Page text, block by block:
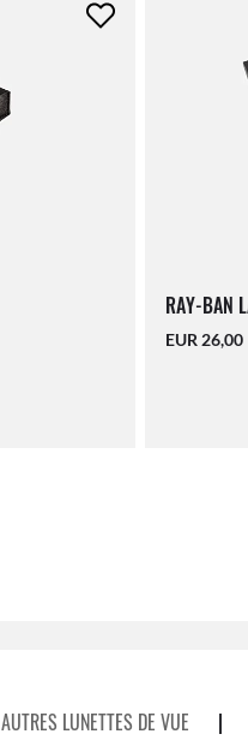
RAY-BAN
EUR 26,00
AUTRES LUNETTES DE VUE |